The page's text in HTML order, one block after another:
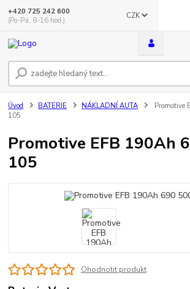
CZK
+420 725 242 600
(Po-Pá, 8-16 hod.)
Úvod BATERIE NÁKLADNÍ AUTA
Promotive
105
Promotive EFB 190Ah
105
Ohodnotit produkt